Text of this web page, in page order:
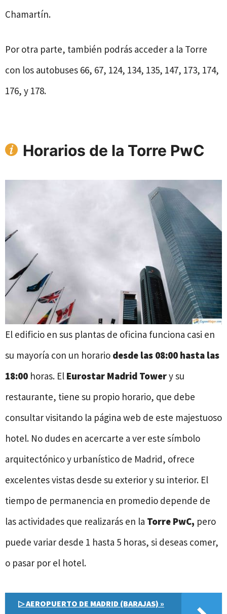
Chamartín.
Por otra parte, también podrás acceder a la Torre
con los autobuses 66, 67, 124, 134, 135, 147, 173, 174,
176, y 178.
Horarios de la Torre PwC
El edificio en sus plantas de oficina funciona casi en
su mayoría con un horario desde las 08:00 hasta las
18:00 horas. El Eurostar Madrid Towery su
restaurante, tiene su propio horario, que debe
consultar visitando la página web de este majestuoso
hotel. No dudes en acercarte a ver este símbolo
arquitectónico y urbanístico de Madrid, ofrece
excelentes vistas desde su exterior y su interior. El
tiempo de permanencia en promedio depende de
las actividades que realizarás en la Torre PwC, pero
puede variar desde 1 hasta 5 horas, si deseas comer,
o pasar por el hotel.
▷ AEROPUERTO DE MADRID (BARAJAS) »